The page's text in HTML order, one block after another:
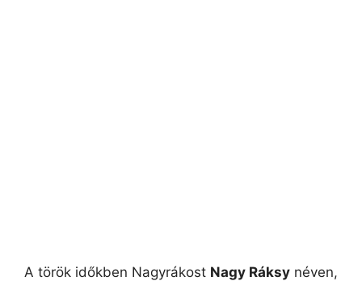
A török időkben Nagyrákost Nagy Ráksy néven,